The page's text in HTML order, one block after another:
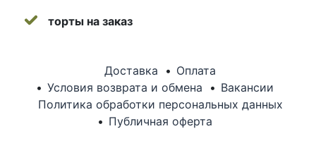
торты на заказ
Доставка
Оплата
Условия возврата и обмена
Вакансии
Политика обработки персональных данных
Публичная оферта